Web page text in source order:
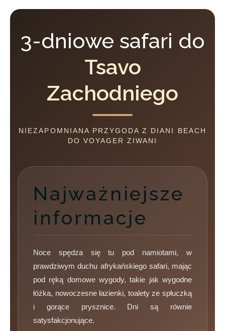
3-dniowe safari do
Tsavo
Zachodniego
NIEZAPOMNIANA PRZYGODA Z DIANI BEACH
DO VOYAGER ZIWANI
Najważniejsze
informacje
Noce spędza się tu pod namiotami, w
prawdziwym duchu afrykańskiego safari, mając
pod ręką domowe wygody, takie jak wygodne
łóżka, nowoczesne łazienki, toalety ze spłuczką
i gorące prysznice. Dni są równie
satysfakcjonujące.